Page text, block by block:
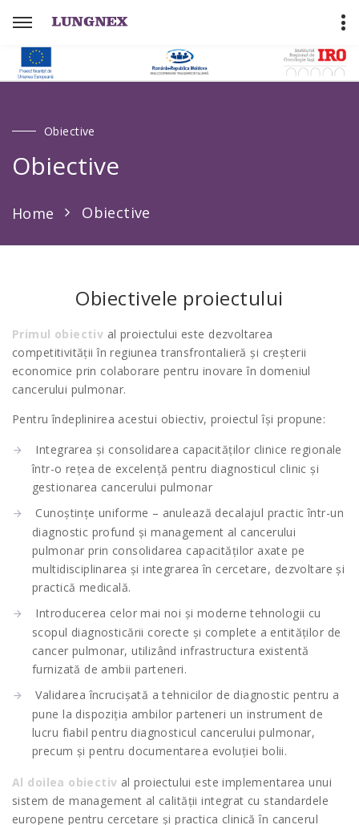
Obiective
Obiective
Home Obiective
Obiectivele proiectului
Primul obiectiv al proiectului este dezvoltarea
competitivității în regiunea transfrontalieră și creșterii
economice prin colaborare pentru inovare în domeniul
cancerului pulmonar.
Pentru îndeplinirea acestui obiectiv, proiectul își propune:
Integrarea și consolidarea capacităților clinice regionale
într-o rețea de excelență pentru diagnosticul clinic și
gestionarea cancerului pulmonar
Cunoștințe uniforme – anulează decalajul practic într-un
diagnostic profund și management al cancerului
pulmonar prin consolidarea capacităților axate pe
multidisciplinarea și integrarea în cercetare, dezvoltare și
practică medicală.
Introducerea celor mai noi și moderne tehnologii cu
scopul diagnosticării corecte și complete a entităților de
cancer pulmonar, utilizând infrastructura existentă
furnizată de ambii parteneri.
Validarea încrucișată a tehnicilor de diagnostic pentru a
pune la dispoziția ambilor parteneri un instrument de
lucru fiabil pentru diagnosticul cancerului pulmonar,
precum și pentru documentarea evoluției bolii.
Al doilea obiectiv al proiectului este implementarea unui
sistem de management al calității integrat cu standardele
europene pentru cercetare și practica clinică în cancerul